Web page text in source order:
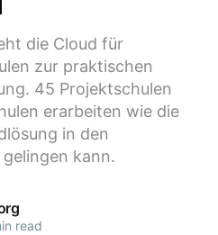
die Cloud für
zur praktischen
45 Projektschulen
erarbeiten wie die
in den
kann.
read